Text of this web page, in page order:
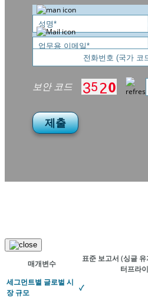
보안 코드
제출
매개변수
표준 보고서 (싱글
터프라
세그먼트별 글로벌 시
장 규모
✓